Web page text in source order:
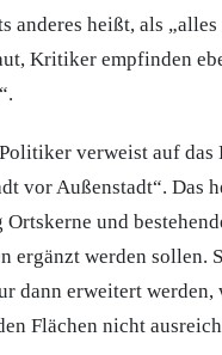
anderes heißt, als
Kritiker empfinden
verweist auf
vor Außenstadt“. Das
und
ergänzt werden sollen.
dann erweitert werden,
Flächen nicht